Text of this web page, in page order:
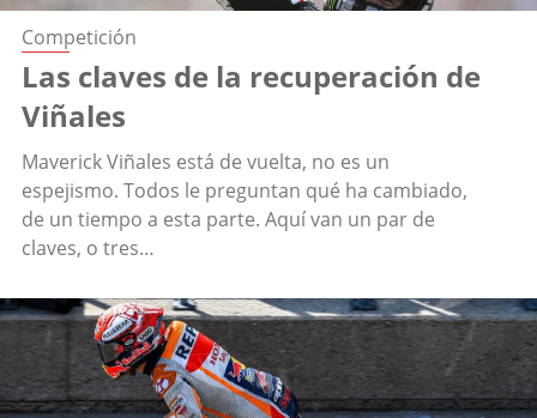
Competición
Las claves de la recuperación de
Viñales
Maverick Viñales está de vuelta, no es un
espejismo. Todos le preguntan qué ha cambiado,
de un tiempo a esta parte. Aquí van un par de
claves, o tres…